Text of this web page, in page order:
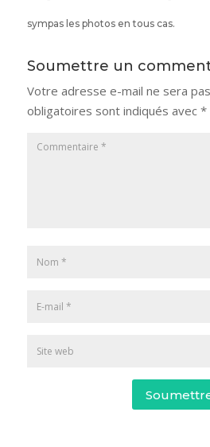
sympas les photos en tous cas.
Soumettre un
Votre adresse e-mail ne sera
obligatoires sont indiqués avec *